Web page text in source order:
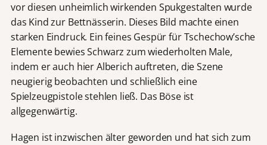
vor diesen unheimlich wirkenden Spukgestalten wurde
das Kind zur Bettnässerin. Dieses Bild machte einen
starken Eindruck. Ein feines Gespür für Tschechow’sche
Elemente bewies Schwarz zum wiederholten Male,
indem er auch hier Alberich auftreten, die Szene
neugierig beobachten und schließlich eine
Spielzeugpistole stehlen ließ. Das Böse ist
allgegenwärtig.
Hagen ist inzwischen älter geworden und hat sich zum